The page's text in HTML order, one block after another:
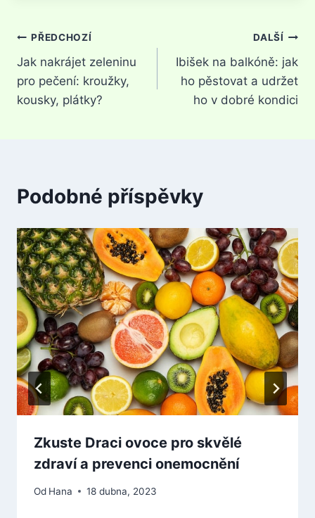
Navigace
pro
příspěvek
PŘEDCHOZÍ
Jak nakrájet zeleninu
pro pečení: kroužky,
kousky, plátky?
DALŠÍ
Ibišek na balkóně: jak
ho pěstovat a udržet
ho v dobré kondici
Podobné příspěvky
Zkuste Draci ovoce pro skvělé
zdraví a prevenci onemocnění
Od Hana 18 dubna, 2023